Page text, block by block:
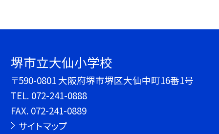
堺市立大仙小学校
〒590-0801 大阪府堺市堺区大仙中町16番1号
TEL. 072-241-0888
FAX. 072-241-0889
サイトマップ